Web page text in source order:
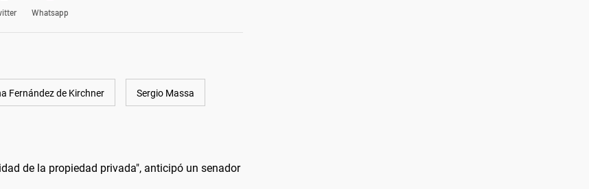
Whatsapp
Fernández de Kirchner Sergio Massa
de la propiedad privada", anticipó un senador